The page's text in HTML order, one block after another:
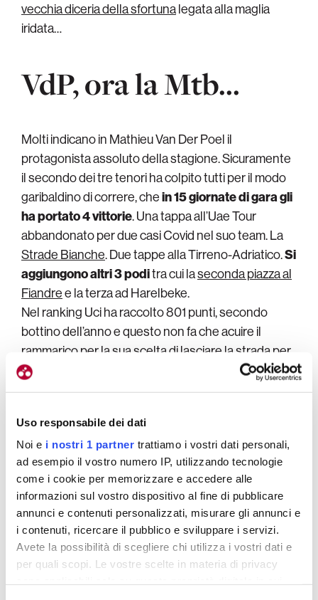
Uso responsabile dei dati
Noi e i nostri 1 partner trattiamo i vostri dati personali,
ad esempio il vostro numero IP, utilizzando tecnologie
come i cookie per memorizzare e accedere alle
informazioni sul vostro dispositivo al fine di pubblicare
annunci e contenuti personalizzati, misurare gli annunci e
i contenuti, ricercare il pubblico e sviluppare i servizi.
Avete la possibilità di scegliere chi utilizza i vostri dati e
per quali scopi. Le vostre scelte in materia di privacy
vecchia diceria della sfortunalegata alla maglia
iridata…
VdP, ora la Mtb…
Molti indicano in Mathieu Van Der Poel il
protagonista assoluto della stagione. Sicuramente
il secondo dei tre tenori ha colpito tutti per il modo
garibaldino di correre, chein 15 giornate di gara gli
ha portato 4 vittorie. Una tappa all’Uae Tour
abbandonato per due casi Covid nel suo team. La
Strade Bianche. Due tappe alla Tirreno-Adriatico.Si
aggiungono altri 3 poditra cui laseconda piazza al
Fiandree la terza ad Harelbeke.
Nel ranking Uci ha raccolto 801 punti, secondo
bottino dell’anno e questo non fa che acuire il
rammarico per la sua scelta di lasciare la strada per
iniziare la preparazione per le
Olimpiadi di Mtb.Lo
rivedremo al Giro di Svizzera e poi al Tour, ma